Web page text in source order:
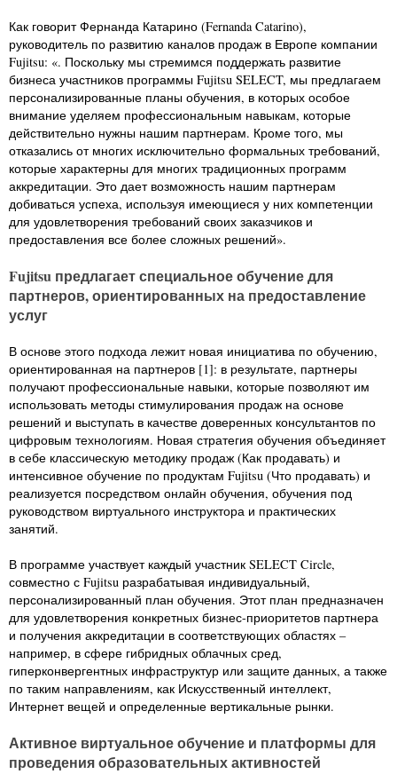
Как говорит Фернанда Катарино (Fernanda Catarino),
руководитель по развитию каналов продаж в Европе компании
Fujitsu: «. Поскольку мы стремимся поддержать развитие
бизнеса участников программы Fujitsu SELECT, мы предлагаем
персонализированные планы обучения, в которых особое
внимание уделяем профессиональным навыкам, которые
действительно нужны нашим партнерам. Кроме того, мы
отказались от многих исключительно формальных требований,
которые характерны для многих традиционных программ
аккредитации. Это дает возможность нашим партнерам
добиваться успеха, используя имеющиеся у них компетенции
для удовлетворения требований своих заказчиков и
предоставления все более сложных решений».
Fujitsu предлагает специальное обучение для
партнеров, ориентированных на предоставление
услуг
В основе этого подхода лежит новая инициатива по обучению,
ориентированная на партнеров [1]: в результате, партнеры
получают профессиональные навыки, которые позволяют им
использовать методы стимулирования продаж на основе
решений и выступать в качестве доверенных консультантов по
цифровым технологиям. Новая стратегия обучения объединяет
в себе классическую методику продаж (Как продавать) и
интенсивное обучение по продуктам Fujitsu (Что продавать) и
реализуется посредством онлайн обучения, обучения под
руководством виртуального инструктора и практических
занятий.
В программе участвует каждый участник SELECT Circle,
совместно с Fujitsu разрабатывая индивидуальный,
персонализированный план обучения. Этот план предназначен
для удовлетворения конкретных бизнес-приоритетов партнера
и получения аккредитации в соответствующих областях –
например, в сфере гибридных облачных сред,
гиперконвергентных инфраструктур или защите данных, а также
по таким направлениям, как Искусственный интеллект,
Интернет вещей и определенные вертикальные рынки.
Активное виртуальное обучение и платформы для
проведения образовательных активностей